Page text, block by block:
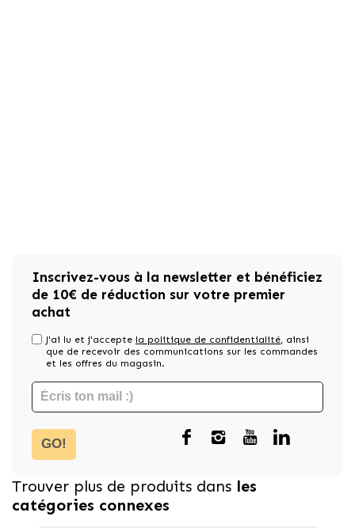
Inscrivez-vous à la newsletter et bénéficiez
de 10€ de réduction sur votre premier
achat
J'ai lu et j'accepte la politique de confidentialité, ainsi
que de recevoir des communications sur les commandes
et les offres du magasin.
GO!
Trouver plus de produits dans les
catégories connexes